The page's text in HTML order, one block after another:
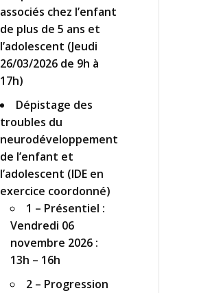
associés chez l’enfant
de plus de 5 ans et
l’adolescent (Jeudi
26/03/2026 de 9h à
17h)
Dépistage des
troubles du
neurodéveloppement
de l’enfant et
l’adolescent (IDE en
exercice coordonné)
1 – Présentiel :
Vendredi 06
novembre 2026 :
13h – 16h
2 – Progression